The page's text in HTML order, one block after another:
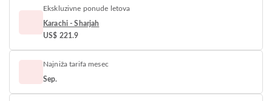
Ekskluzivne ponude letova
Karachi - Sharjah
US$ 221.9
Najniža tarifa mesec
Sep.